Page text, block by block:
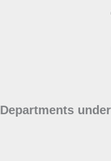
Departments